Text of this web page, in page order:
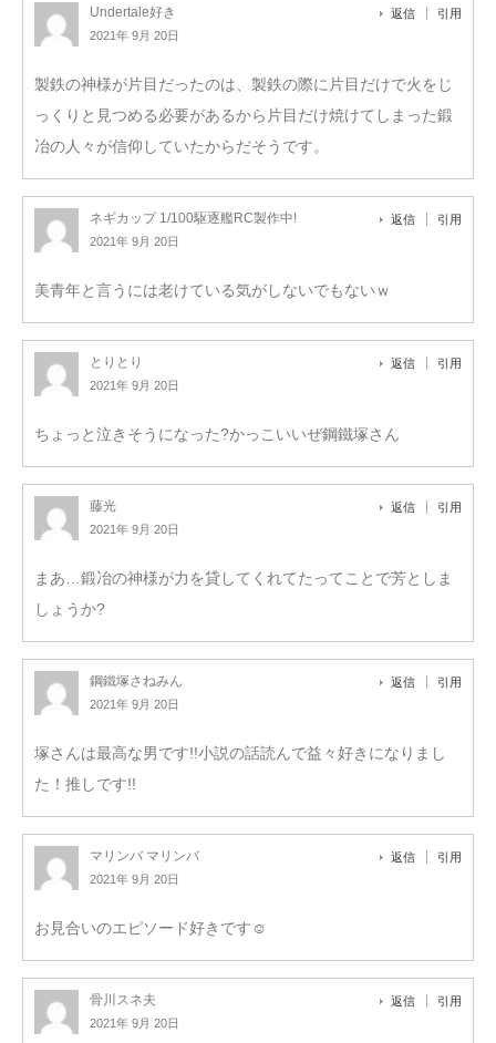
Undertale好き
2021年 9月 20日
返信 引用
製鉄の神様が片目だったのは、製鉄の際に片目だけで火をじ
っくりと見つめる必要があるから片目だけ焼けてしまった鍛
冶の人々が信仰していたからだそうです。
ネギカップ 1/100駆逐艦RC製作中!
2021年 9月 20日
返信 引用
美青年と言うには老けている気がしないでもないｗ
とりとり
2021年 9月 20日
返信 引用
ちょっと泣きそうになった?かっこいいぜ鋼鐵塚さん
藤光
2021年 9月 20日
返信 引用
まあ…鍛冶の神様が力を貸してくれてたってことで芳としま
しょうか?
鋼鐵塚さねみん
2021年 9月 20日
返信 引用
塚さんは最高な男です!!小説の話読んで益々好きになりまし
た！推しです!!
マリンバ マリンバ
2021年 9月 20日
返信 引用
お見合いのエピソード好きです☺︎
骨川スネ夫
2021年 9月 20日
返信 引用